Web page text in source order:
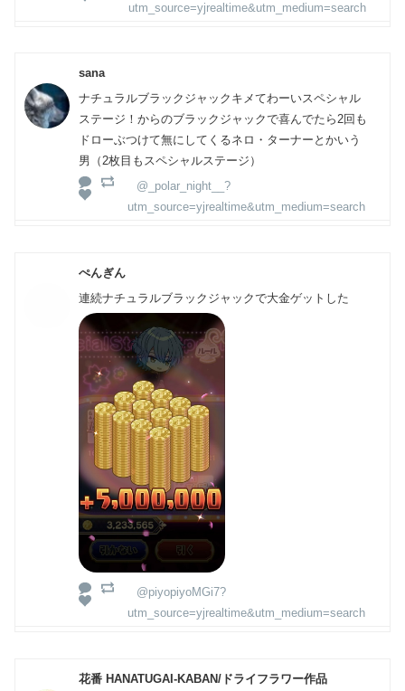
utm_source=yjrealtime&utm_medium=search
sana
ナチュラルブラックジャックキメてわーいスペシャル
ステージ！からのブラックジャックで喜んでたら2回も
ドローぶつけて無にしてくるネロ・ターナーとかいう
男（2枚目もスペシャルステージ）
@_polar_night__?
utm_source=yjrealtime&utm_medium=search
ぺんぎん
連続ナチュラルブラックジャックで大金ゲットした
@piyopiyoMGi7?
utm_source=yjrealtime&utm_medium=search
花番 HANATUGAI-KABAN/ドライフラワー作品